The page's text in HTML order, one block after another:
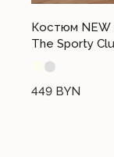
Костюм NEW
The Sporty
⬤
449 BYN